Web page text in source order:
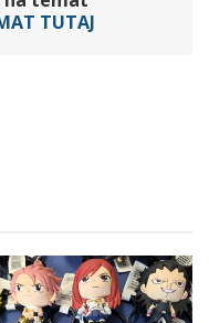
TUTAJ